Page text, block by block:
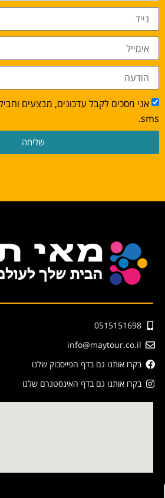
אני מסכים לקבל עדכונים, מבצעים
sms.
שליחה
0515151698
info@maytour.co.il
בקרו אותנו גם בדף הפייסבוק שלנו
בקרו אותנו גם בדף האינסטגרם שלנו